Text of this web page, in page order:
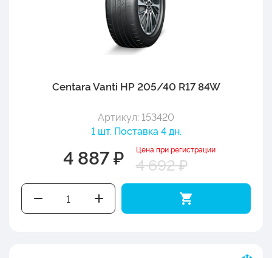
Centara Vanti HP 205/40 R17 84W
Артикул: 153420
1 шт. Поставка 4 дн.
4 887 ₽ Цена при регистрации
4 692 ₽